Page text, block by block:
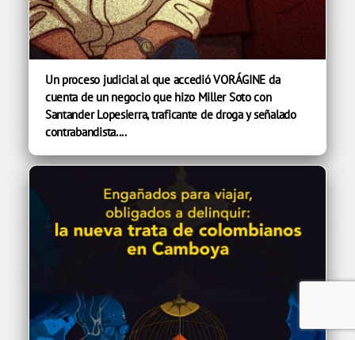
Un proceso judicial al que accedió VORÁGINE da
cuenta de un negocio que hizo Miller Soto con
Santander Lopesierra, traficante de droga y señalado
contrabandista....